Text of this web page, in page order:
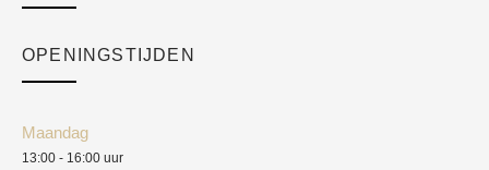
Academy
OPENINGSTIJDEN
Maandag
13:00 - 16:00 uur